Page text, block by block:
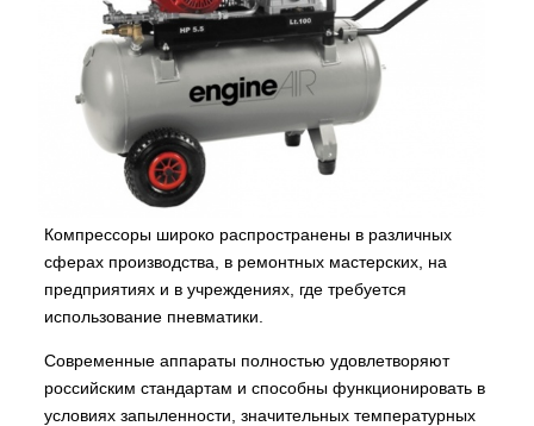
Компрессоры широко распространены в различных
сферах производства, в ремонтных мастерских, на
предприятиях и в учреждениях, где требуется
использование пневматики.
Современные аппараты полностью удовлетворяют
российским стандартам и способны функционировать в
условиях запыленности, значительных температурных